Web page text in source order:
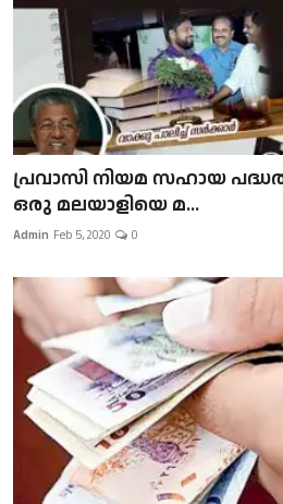
പ്രവാസി നിയമ സഹായ
ഒരു മലയാളിയെ മ...
Admin Feb 5, 2020 0